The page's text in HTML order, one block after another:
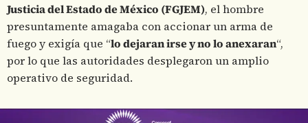
Justicia del Estado de México (FGJEM), el hombre
presuntamente amagaba con accionar un arma de
fuego y exigía que “lo dejaran irse y no lo anexaran“,
por lo que las autoridades desplegaron un amplio
operativo de seguridad.